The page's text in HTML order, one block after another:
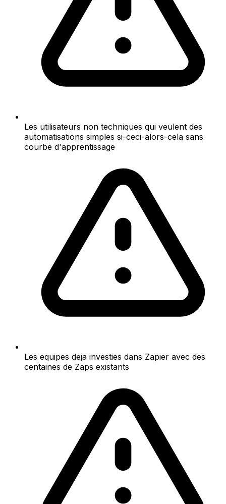
Les utilisateurs non techniques qui veulent des
automatisations simples si-ceci-alors-cela sans
courbe d'apprentissage
Les equipes deja investies dans Zapier avec des
centaines de Zaps existants